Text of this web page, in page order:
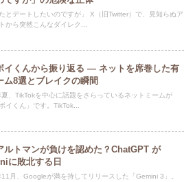
たとデートしたいのですが」 X（旧Twitter）で、見知らぬア
から突然こんなダイレク...
イくんから振り返る — ネットを席巻した有
ム8選とブレイクの瞬間
、TikTokを中心に話題をさらっているネットミームが
イくん」です。TikTok...
ルトマンが負けを認めた？ChatGPT が
に敗北する日
月、Googleが満を持してリリースした「Gemini 3」。